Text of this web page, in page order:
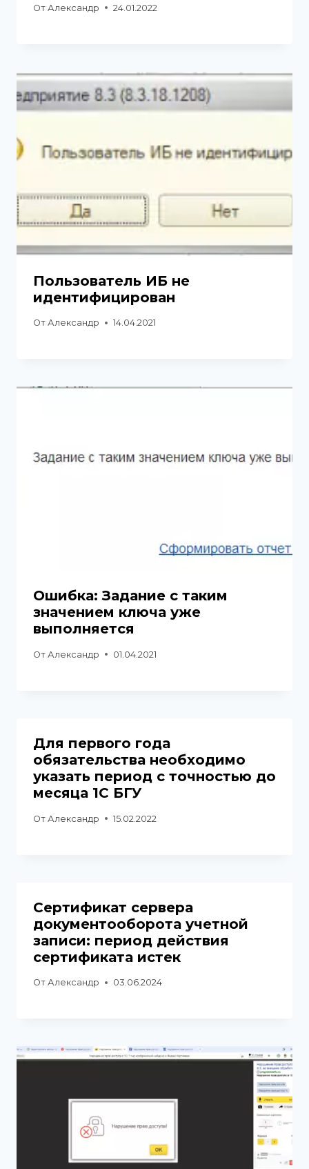
От Александр 24.01.2022
Пользователь ИБ не
идентифицирован
От Александр 14.04.2021
Ошибка: Задание с таким
значением ключа уже
выполняется
От Александр 01.04.2021
Для первого года
обязательства необходимо
указать период с точностью до
месяца 1С БГУ
От Александр 15.02.2022
Сертификат сервера
документооборота учетной
записи: период действия
сертификата истек
От Александр 03.06.2024